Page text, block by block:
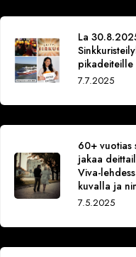
La
pikadeiteille
7.7.2025
60+ vuotias
jakaa
Viva-
kuvalla ja
7.5.2025